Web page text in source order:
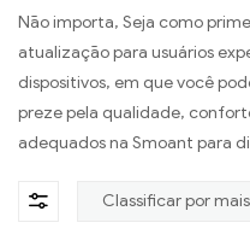
Não importa, Seja como
atualização para usuários
dispositivos, em que você
preze pela qualidade,
adequados na Smoant para